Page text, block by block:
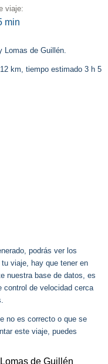
viaje:
min
Lomas de Guillén.
km, tiempo estimado 3 h 5
podrás ver los
viaje, hay que tener en
nuestra base de datos, es
control de velocidad cerca
no es correcto o que se
este viaje, puedes
de Guillén